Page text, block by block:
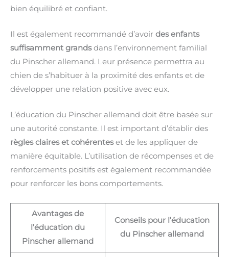
bien équilibré et confiant.
Il est également recommandé d’avoir des enfants
suffisamment grandsdans l’environnement familial
du Pinscher allemand. Leur présence permettra au
chien de s’habituer à la proximité des enfants et de
développer une relation positive avec eux.
L’éducation du Pinscher allemand doit être basée sur
une autorité constante. Il est important d’établir des
règles claires et cohérenteset de les appliquer de
manière équitable. L’utilisation de récompenses et de
renforcements positifs est également recommandée
pour renforcer les bons comportements.
Avantages de
l’éducation du
Pinscher allemand
Conseils pour l’éducation
du Pinscher allemand